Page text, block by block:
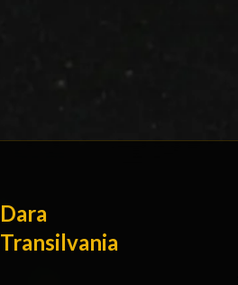
Dara
Transilvania